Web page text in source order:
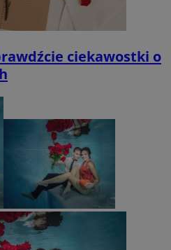
ciekawostki o